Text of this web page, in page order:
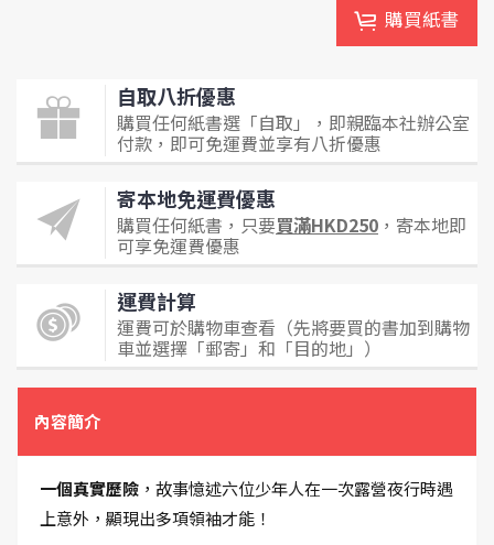
購買紙書
自取八折優惠
購買任何紙書選「自取」，即親臨本社辦公室
付款，即可免運費並享有八折優惠
寄本地免運費優惠
購買任何紙書，只要買滿HKD250 ，寄本地即
可享免運費優惠
運費計算
運費可於購物車查看（先將要買的書加到購物
車並選擇「郵寄」和「目的地」）
內容簡介
一個真實歷險 ，故事憶述六位少年人在一次露營夜行時遇
上意外，顯現出多項領袖才能！